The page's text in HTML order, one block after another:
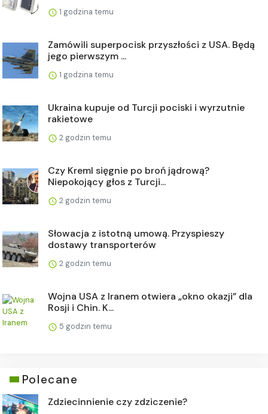
1 godzina temu
Zamówili superpocisk przyszłości z USA. Będą
jego pierwszym ...
1 godzina temu
Ukraina kupuje od Turcji pociski i wyrzutnie
rakietowe
2 godzin temu
Czy Kreml sięgnie po broń jądrową?
Niepokojący głos z Turcji...
2 godzin temu
Słowacja z istotną umową. Przyspieszy
dostawy transporterów
2 godzin temu
Wojna USA z Iranem otwiera „okno okazji” dla
Rosji i Chin. K...
5 godzin temu
Polecane
Zdziecinnienie czy zdziczenie?